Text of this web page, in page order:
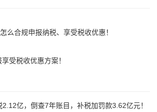
么合规申报纳税、享受税收优惠！
受税收优惠方案！
亿，倒查7年账目，补税加罚款3.62亿元！